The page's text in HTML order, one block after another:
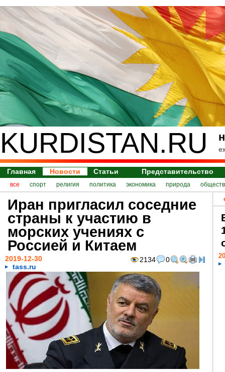
KURDISTAN.RU
Главная Новости Статьи Представительство
все спорт религия политика экономика природа
Иран пригласил соседние
страны к участию в
морских учениях с
Россией и Китаем
2134 0
2019-12-30
tass.ru